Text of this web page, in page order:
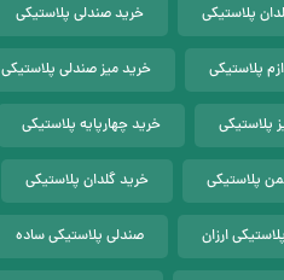
پلاستیکی خرید صندلی پلاستیکی
پلاستیکی خرید میز صندلی پلاستیکی
پلاستیکی خرید چهارپایه پلاستیکی
پلاستیکی خرید گلدان پلاستیکی
ارزان صندلی پلاستیکی ساده